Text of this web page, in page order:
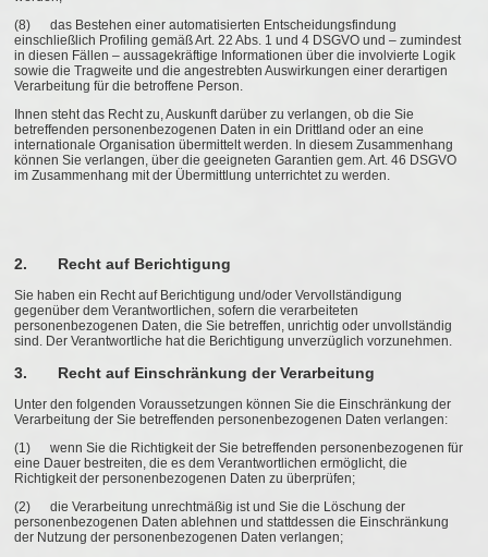
(8) das Bestehen einer automatisierten Entscheidungsfindung
einschließlich Profiling gemäß Art. 22 Abs. 1 und 4 DSGVO und – zumindest
in diesen Fällen – aussagekräftige Informationen über die involvierte Logik
sowie die Tragweite und die angestrebten Auswirkungen einer derartigen
Verarbeitung für die betroffene Person.
Ihnen steht das Recht zu, Auskunft darüber zu verlangen, ob die Sie
betreffenden personenbezogenen Daten in ein Drittland oder an eine
internationale Organisation übermittelt werden. In diesem Zusammenhang
können Sie verlangen, über die geeigneten Garantien gem. Art. 46 DSGVO
im Zusammenhang mit der Übermittlung unterrichtet zu werden.
2. Recht auf Berichtigung
Sie haben ein Recht auf Berichtigung und/oder Vervollständigung
gegenüber dem Verantwortlichen, sofern die verarbeiteten
personenbezogenen Daten, die Sie betreffen, unrichtig oder unvollständig
sind. Der Verantwortliche hat die Berichtigung unverzüglich vorzunehmen.
3. Recht auf Einschränkung der Verarbeitung
Unter den folgenden Voraussetzungen können Sie die Einschränkung der
Verarbeitung der Sie betreffenden personenbezogenen Daten verlangen:
(1) wenn Sie die Richtigkeit der Sie betreffenden personenbezogenen für
eine Dauer bestreiten, die es dem Verantwortlichen ermöglicht, die
Richtigkeit der personenbezogenen Daten zu überprüfen;
(2) die Verarbeitung unrechtmäßig ist und Sie die Löschung der
personenbezogenen Daten ablehnen und stattdessen die Einschränkung
der Nutzung der personenbezogenen Daten verlangen;